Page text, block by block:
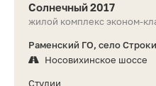
Солнечный 2017
жилой комплекс эконом-
Раменский ГО, село
Носовихинское шоссе
Студии